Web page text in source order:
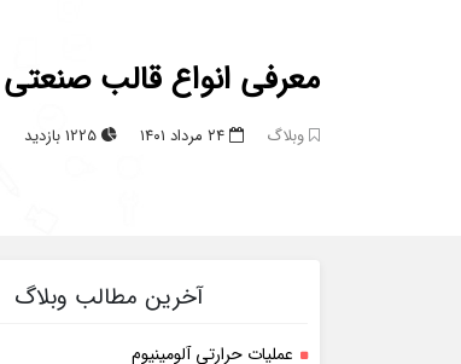
معرفی انواع قالب صنعتی
وبلاگ
آخرین مطالب وبلاگ
عملیات حرارتی آلومینیوم